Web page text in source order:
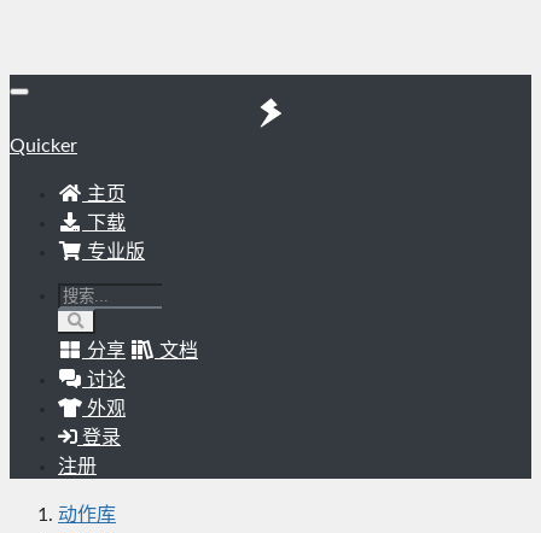
Quicker
主页
下载
专业版
分享
文档
讨论
外观
登录
注册
动作库